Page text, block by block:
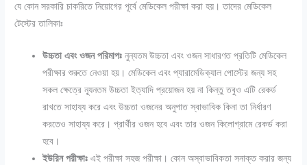
যে কোন সরকারি চাকরিতে নিয়োগের পূর্বে মেডিকেল পরীক্ষা করা হয়। তাদের মেডিকেল
টেস্টের তালিকাঃ
উচ্চতা এবং ওজন পরিমাপঃ নুন্যতম উচ্চতা এবং ওজন সাধারণত প্রতিটি মেডিকেল
পরীক্ষার শুরুতে নেওয়া হয়। মেডিকেল এবং প্যারামেডিক্যাল পোস্টের জন্য সহ
সকল ক্ষেত্রে ন্যূনতম উচ্চতা ইত্যাদি প্রয়োজন হয় না কিন্তু তবুও এটি রেকর্ড
রাখতে সাহায্য করে এবং উচ্চতা ওজনের অনুপাত স্বাভাবিক কিনা তা নির্ধারণ
করতেও সাহায্য করে। প্রার্থীর ওজন হবে এবং তার ওজন কিলোগ্রামে রেকর্ড করা
হবে।
ইউরিন পরীক্ষাঃ এই পরীক্ষা সহজ পরীক্ষা। কোন অস্বাভাবিকতা সনাক্ত করার জন্য